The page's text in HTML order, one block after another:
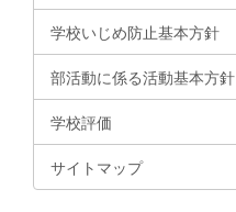
学校いじめ防止基本方針
部活動に係る活動基本方針
学校評価
サイトマップ